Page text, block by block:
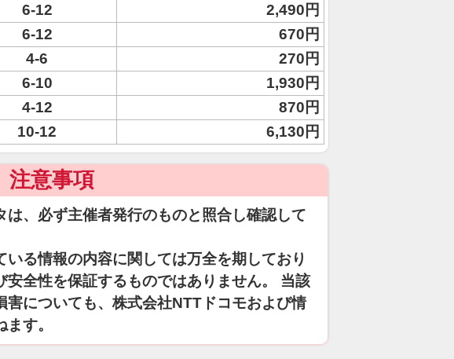
6-12 2,490円
6-12
670円
4-6
270円
6-10
1,930円
4-12
870円
10-12
6,130円
注意事項
、必ず主催者発行のものと照合し確認して
る情報の内容に関しては万全を期しており
安全性を保証するものではありません。 当該
害についても、株式会社NTTドコモおよび情
す。